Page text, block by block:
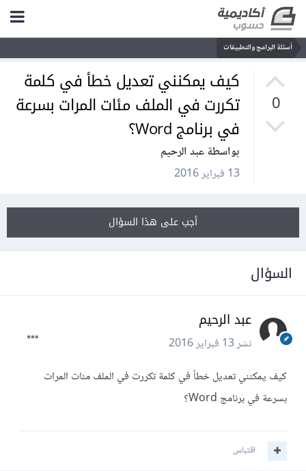
أسئلة البرامج والتطبيقات
0
كيف يمكنني تعديل خطأ في كلمة
تكررت في الملف مئات المرات بسرعة
في برنامج Word؟
بواسطة عبد الرحيم
13 فبراير 2016
أجب على هذا السؤال
السؤال
عبد الرحيم
نشر13 فبراير 2016
كيف يمكنني تعديل خطأ في كلمة تكررت في الملف مئات المرات
بسرعة في برنامج Word؟
اقتباس